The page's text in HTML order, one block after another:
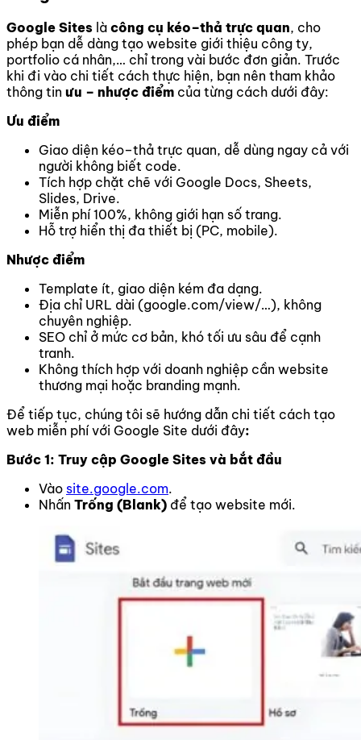
Google Sites là công cụ kéo–thả trực quan, cho
phép bạn dễ dàng tạo website giới thiệu công ty,
portfolio cá nhân,… chỉ trong vài bước đơn giản. Trước
khi đi vào chi tiết cách thực hiện, bạn nên tham khảo
thông tin ưu – nhược điểm của từng cách dưới đây:
Ưu điểm
Giao diện kéo–thả trực quan, dễ dùng ngay cả với
người không biết code.
Tích hợp chặt chẽ với Google Docs, Sheets,
Slides, Drive.
Miễn phí 100%, không giới hạn số trang.
Hỗ trợ hiển thị đa thiết bị (PC, mobile).
Nhược điểm
Template ít, giao diện kém đa dạng.
Địa chỉ URL dài (google.com/view/…), không
chuyên nghiệp.
SEO chỉ ở mức cơ bản, khó tối ưu sâu để cạnh
tranh.
Không thích hợp với doanh nghiệp cần website
thương mại hoặc branding mạnh.
Để tiếp tục, chúng tôi sẽ hướng dẫn chi tiết cách tạo
web miễn phí với Google Site dưới đây:
Bước 1: Truy cập Google Sites và bắt đầu
Vào site.google.com.
Nhấn Trống (Blank) để tạo website mới.